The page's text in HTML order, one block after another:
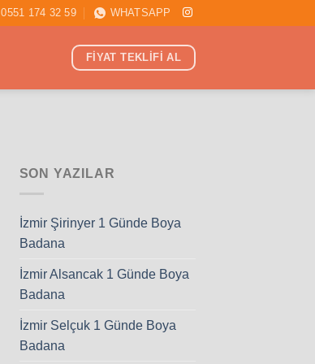
0551 174 32 59 WHATSAPP
FİYAT TEKLİFİ AL
SON YAZILAR
İzmir Şirinyer 1 Günde Boya
Badana
İzmir Alsancak 1 Günde Boya
Badana
İzmir Selçuk 1 Günde Boya
Badana